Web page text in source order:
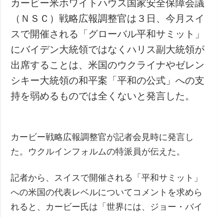
犯罪
事故・緊急事態
追加
特集
インタビュー
写真
サービス
購読
フォトバンク
カービー米ホワイトハウス国家安全保障会議
（ＮＳＣ）戦略広報調整官は３日、今月スイ
スで開催される「グローバル平和サミット」
にバイデン大統領ではなくハリス副大統領が
出席することは、米国のウクライナやゼレン
シキー大統領の和平案「平和の公式」への支
持を弱めるものでは全くないと発言した。
カービー戦略広報調整官が記者会見時に発言し
た。ウクルインフォルムの特派員が伝えた。
記者から、スイスで開催される「平和サミット」
への米国の代表レベルについてコメントを求めら
れると、カービー氏は「世界には、ジョー・バイ